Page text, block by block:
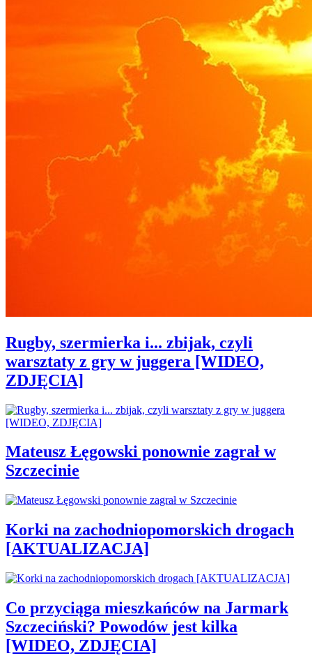
Rugby, szermierka i... zbijak, czyli
warsztaty z gry w juggera [WIDEO,
ZDJĘCIA]
Mateusz Łęgowski ponownie zagrał w
Szczecinie
Korki na zachodniopomorskich drogach
[AKTUALIZACJA]
Co przyciąga mieszkańców na Jarmark
Szczeciński? Powodów jest kilka
[WIDEO, ZDJĘCIA]